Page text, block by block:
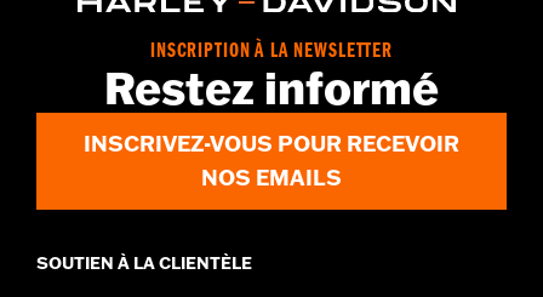
INSCRIPTION À LA NEWSLETTER
Restez informé
INSCRIVEZ-VOUS POUR RECEVOIR
NOS EMAILS
SOUTIEN À LA CLIENTÈLE